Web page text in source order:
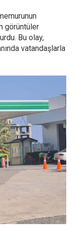
görüntüler
Bu olay,
vatandaşlarla